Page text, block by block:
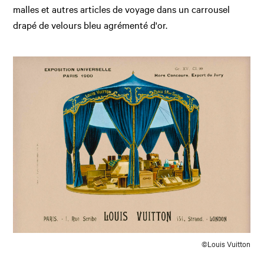
malles et autres articles de voyage dans un carrousel
drapé de velours bleu agrémenté d'or.
©Louis Vuitton